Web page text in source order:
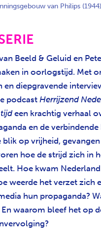
van Philips (1944)
Beeld & Geluid en
in oorlogstijd. Met
en diepgravende
podcast Herrijzend
een krachtig verhaal
en de verbindende
blik op vrijheid,
hoe de strijd zich in
Hoe kwam
weerde het verzet zich
hun propaganda?
waarom bleef het op